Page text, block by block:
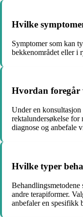
Hvilke
Symptomer som kan
bekkenområdet eller i
Hvordan foregår
Under en
rektalundersøkelse for
diagnose og anbefale
Hvilke typer
andre terapiformer.
anbefaler en spesifikk